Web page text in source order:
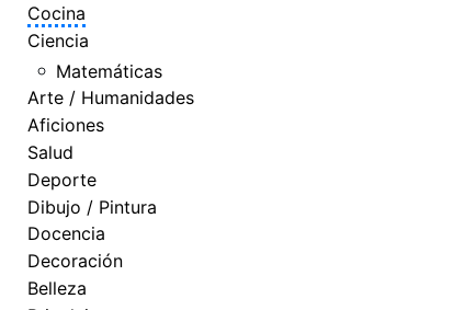
Cocina
Ciencia
Matemáticas
Arte / Humanidades
Aficiones
Salud
Deporte
Dibujo / Pintura
Docencia
Decoración
Belleza